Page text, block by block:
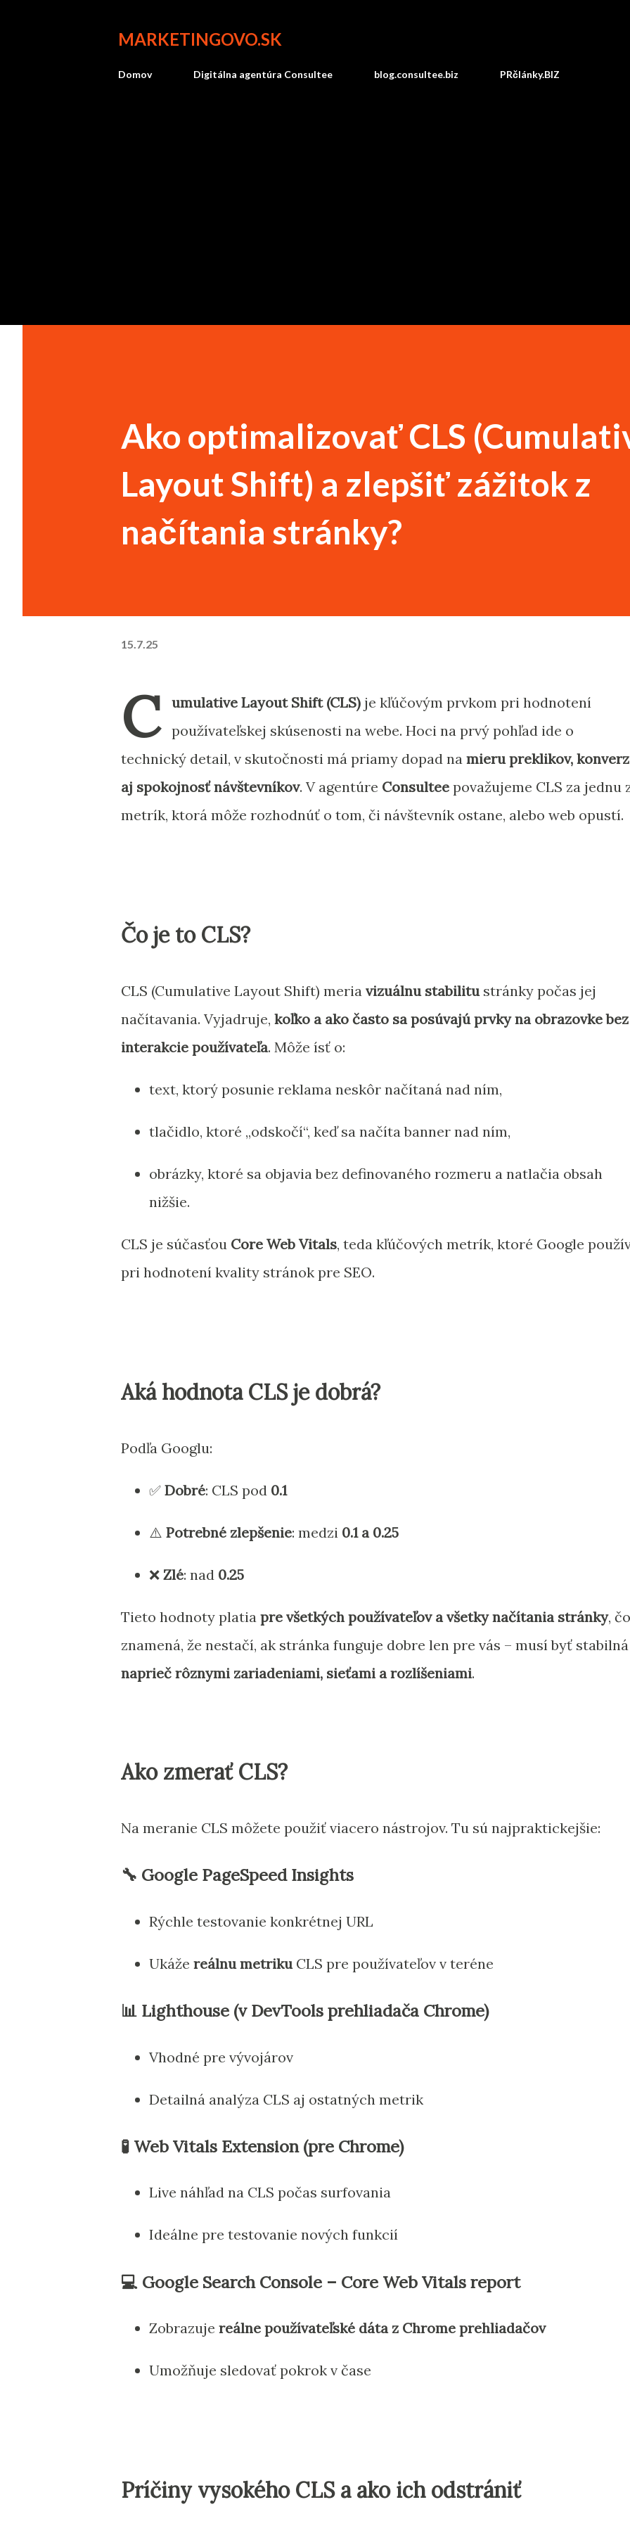
MARKETINGOVO.SK
Domov Digitálna agentúra Consultee blog.consultee.biz PRčlánky.BIZ
Ako optimalizovať CLS
Layout Shift) a zlepšiť zážitok z
načítania stránky?
15.7.25
C umulative Layout Shift (CLS) je kľúčovým prvkom pri hodnotení
používateľskej skúsenosti na webe. Hoci na prvý pohľad ide o
technický detail, v skutočnosti má priamy dopad na mieru preklikov,
aj spokojnosť návštevníkov. V agentúre Consultee považujeme CLS za jednu
metrík, ktorá môže rozhodnúť o tom, či návštevník ostane, alebo web opustí.
Čo je to CLS?
CLS (Cumulative Layout Shift) meria vizuálnu stabilitustránky počas jej
načítavania. Vyjadruje, koľko a ako často sa posúvajú prvky na obrazovke bez
interakcie používateľa. Môže ísť o:
text, ktorý posunie reklama neskôr načítaná nad ním,
tlačidlo, ktoré „odskočí“, keď sa načíta banner nad ním,
obrázky, ktoré sa objavia bez definovaného rozmeru a natlačia obsah
nižšie.
CLS je súčasťou Core Web Vitals, teda kľúčových metrík, ktoré Google
pri hodnotení kvality stránok pre SEO.
Aká hodnota CLS je dobrá?
Podľa Googlu:
✅ Dobré: CLS pod 0.1
⚠️ Potrebné zlepšenie: medzi 0.1 a 0.25
❌ Zlé: nad 0.25
Tieto hodnoty platia pre všetkých používateľov a všetky načítania stránky, čo
znamená, že nestačí, ak stránka funguje dobre len pre vás – musí byť stabilná
naprieč rôznymi zariadeniami, sieťami a rozlíšeniami.
Ako zmerať CLS?
Na meranie CLS môžete použiť viacero nástrojov. Tu sú najpraktickejšie:
🔧 Google PageSpeed Insights
Rýchle testovanie konkrétnej URL
Ukáže reálnu metriku CLS pre používateľov v teréne
📊 Lighthouse (v DevTools prehliadača Chrome)
Vhodné pre vývojárov
Detailná analýza CLS aj ostatných metrik
🧪 Web Vitals Extension (pre Chrome)
Live náhľad na CLS počas surfovania
Ideálne pre testovanie nových funkcií
💻 Google Search Console – Core Web Vitals report
Zobrazuje reálne používateľské dáta z Chrome prehliadačov
Umožňuje sledovať pokrok v čase
Príčiny vysokého CLS a ako ich odstrániť